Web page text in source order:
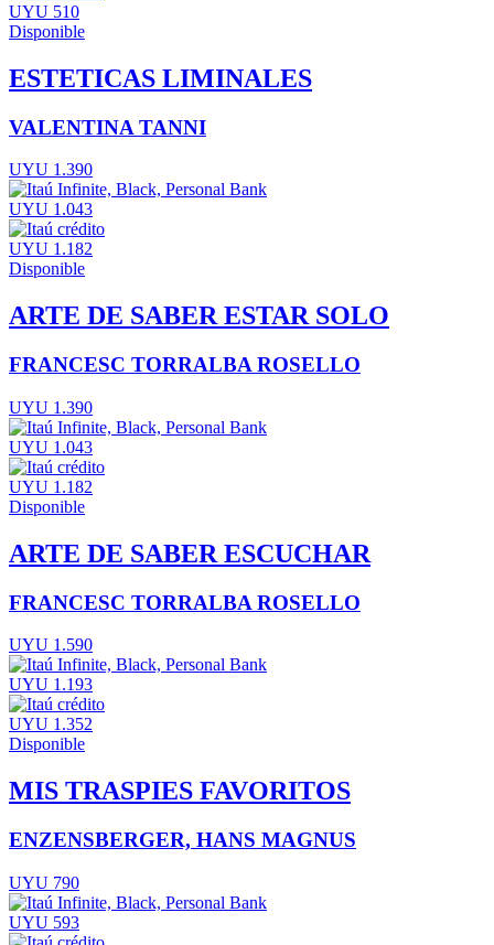
UYU 510
Disponible
ESTETICAS LIMINALES
VALENTINA TANNI
UYU 1.390
UYU 1.043
UYU 1.182
Disponible
ARTE DE SABER ESTAR SOLO
FRANCESC TORRALBA ROSELLO
UYU 1.390
UYU 1.043
UYU 1.182
Disponible
ARTE DE SABER ESCUCHAR
FRANCESC TORRALBA ROSELLO
UYU 1.590
UYU 1.193
UYU 1.352
Disponible
MIS TRASPIES FAVORITOS
ENZENSBERGER, HANS MAGNUS
UYU 790
UYU 593